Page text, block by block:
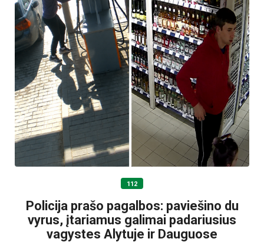
112
Policija prašo pagalbos: paviešino du
vyrus, įtariamus galimai padariusius
vagystes Alytuje ir Dauguose